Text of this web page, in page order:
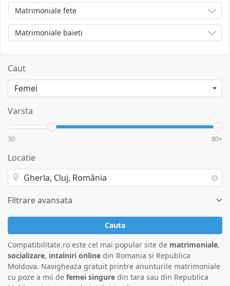
Matrimoniale fete
Matrimoniale baieti
Caut
Varsta
30 80+
Locatie
Filtrare avansata
Cauta
Compatibilitate.ro este cel mai popular site de matrimoniale,
socializare, intalniri online din Romania si Republica
Moldova. Navigheaza gratuit printre anunturile matrimoniale
cu poze a mii de femei singure din tara sau din Republica